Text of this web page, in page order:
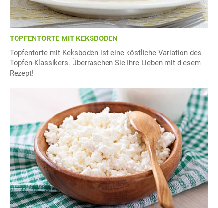
TOPFENTORTE MIT KEKSBODEN
Topfentorte mit Keksboden ist eine köstliche Variation des
Topfen-Klassikers. Überraschen Sie Ihre Lieben mit diesem
Rezept!